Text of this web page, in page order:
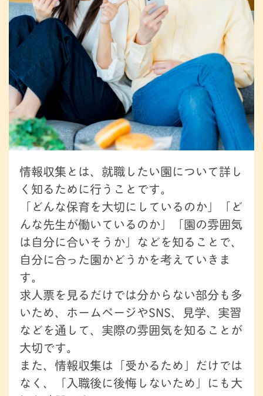
情報収集とは、就職したい園について詳し
く知るために行うことです。
「どんな保育を大切にしているのか」「ど
んな先生が働いているのか」「園の雰囲気
は自分に合いそうか」などを知ることで、
自分に合った園かどうかを考えていきま
す。
求人票を見るだけでは分からない部分も多
いため、ホームページやSNS、見学、実習
などを通して、実際の雰囲気を知ることが
大切です。
また、情報収集は「受かるため」だけでは
なく、「入職後に後悔しないため」にも大